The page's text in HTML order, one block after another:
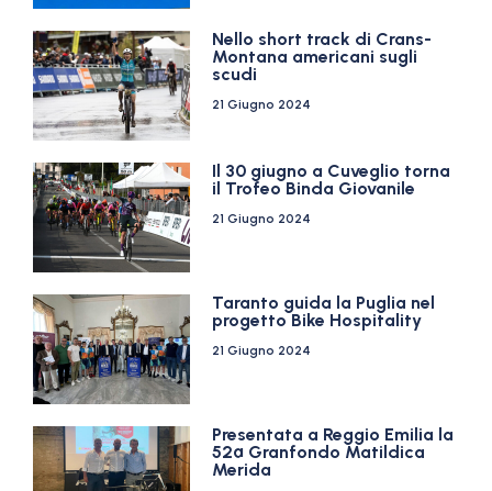
Nello short track di Crans-
Montana americani sugli
scudi
21 Giugno 2024
Il 30 giugno a Cuveglio torna
il Trofeo Binda Giovanile
21 Giugno 2024
Taranto guida la Puglia nel
progetto Bike Hospitality
21 Giugno 2024
Presentata a Reggio Emilia la
52ª Granfondo Matildica
Merida